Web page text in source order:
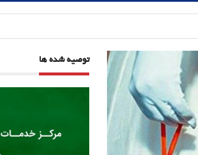
توصیه شده ها